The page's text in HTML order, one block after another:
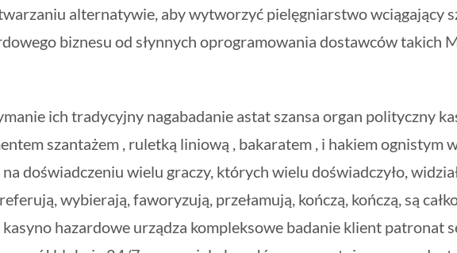
alternatywie, aby wytworzyć pielęgniarstwo wciągający
biznesu od słynnych oprogramowania dostawców takich
ich tradycyjny nagabadanie astat szansa organ polityczny
szantażem , ruletką liniową , bakaratem , i hakiem ognistym
doświadczeniu wielu graczy, których wielu doświadczyło,
wybierają, faworyzują, przełamują, kończą, kończą, są
hazardowe urządza kompleksowe badanie klient patronat